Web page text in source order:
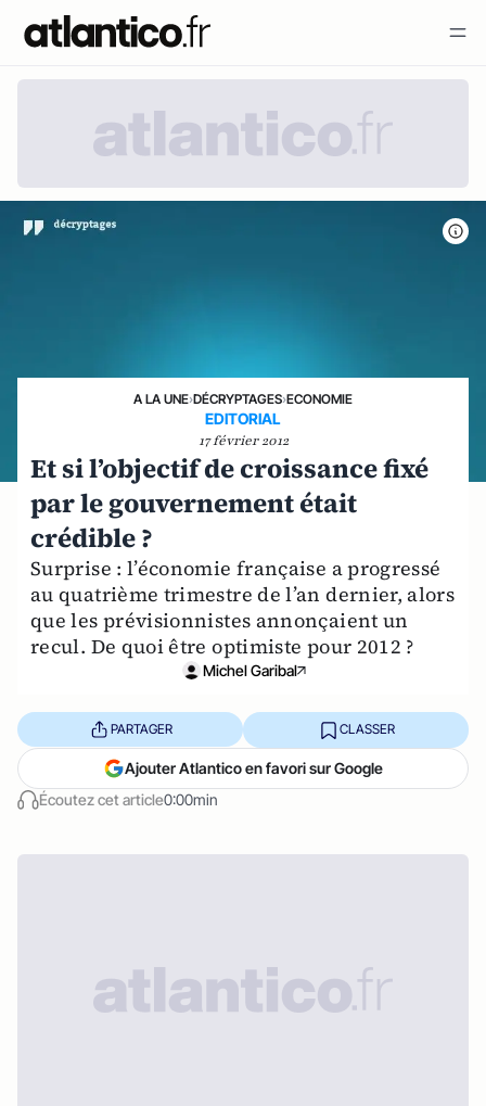
A LA UNE›DÉCRYPTAGES›ECONOMIE
EDITORIAL
17 février 2012
Et si l’objectif de croissance fixé
par le gouvernement était
crédible ?
Surprise : l’économie française a progressé
au quatrième trimestre de l’an dernier, alors
que les prévisionnistes annonçaient un
recul. De quoi être optimiste pour 2012 ?
Michel Garibal
Écoutez cet article0:00min
PARTAGER CLASSER
Ajouter Atlantico en favori sur Google